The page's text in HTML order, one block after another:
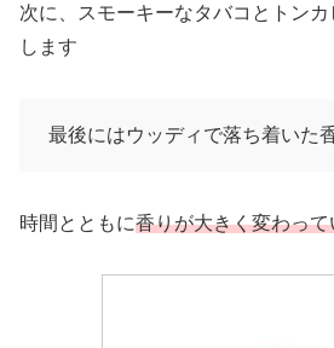
次に、スモーキーなタバコとトン
します
最後にはウッディで落ち着いた
時間とともに香りが大きく変わって